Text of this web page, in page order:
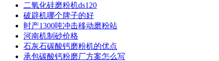
二氧化硅磨粉机ds120
破辟机哪个牌子的好
时产1300吨冲击移动磨粉站
河南机制砂价格
石灰石碳酸钙磨粉机的优点
承包碳酸钙粉磨厂方案怎么写